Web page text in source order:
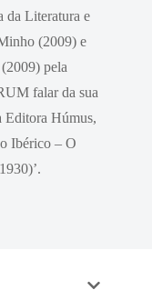
da Literatura e
(2009) e
pela
falar da sua
Editora Húmus,
Ibérico – O